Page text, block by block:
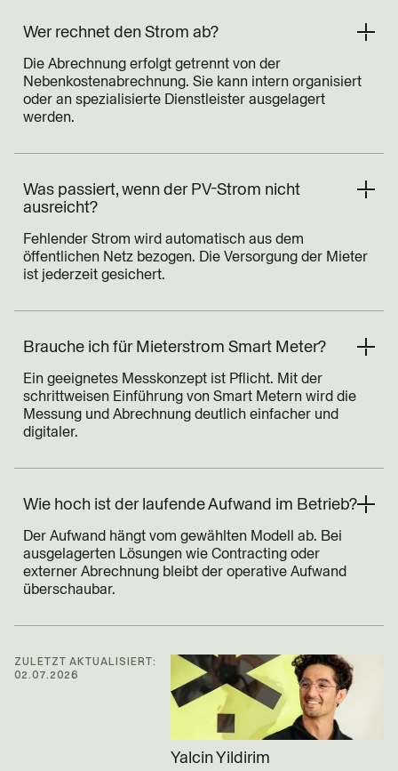
Wer rechnet den Strom ab?
Die Abrechnung erfolgt getrennt von der
Nebenkostenabrechnung. Sie kann intern organisiert
oder an spezialisierte Dienstleister ausgelagert
werden.
Was passiert, wenn der PV-Strom nicht
ausreicht?
Fehlender Strom wird automatisch aus dem
öffentlichen Netz bezogen. Die Versorgung der Mieter
ist jederzeit gesichert.
Brauche ich für Mieterstrom Smart Meter?
Ein geeignetes Messkonzept ist Pflicht. Mit der
schrittweisen Einführung von Smart Metern wird die
Messung und Abrechnung deutlich einfacher und
digitaler.
Wie hoch ist der laufende Aufwand im Betrieb?
Der Aufwand hängt vom gewählten Modell ab. Bei
ausgelagerten Lösungen wie Contracting oder
externer Abrechnung bleibt der operative Aufwand
überschaubar.
ZULETZT AKTUALISIERT:
02.07.2026
Yalcin Yildirim